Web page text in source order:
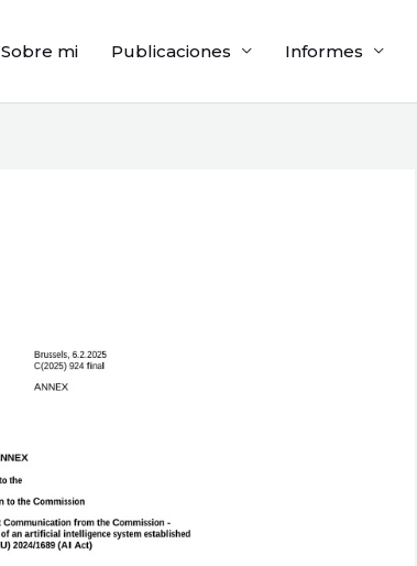
Sobre mi Publicaciones Informes